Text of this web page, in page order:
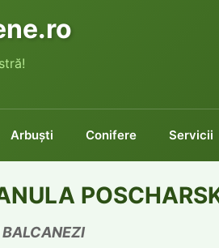
Arbuşti Conifere Servicii